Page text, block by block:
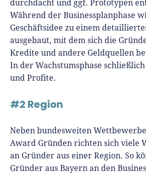
durchdacht und ggf. Prototypen
Während der Businessplanphase
Geschäftsidee zu einem
ausgebaut, mit dem sich die
Kredite und andere Geldquellen
In der Wachstumsphase
und Profite.
#2 Region
Neben bundesweiten
Award Gründen richten sich viele
an Gründer aus einer Region. So
Gründer aus Bayern an den